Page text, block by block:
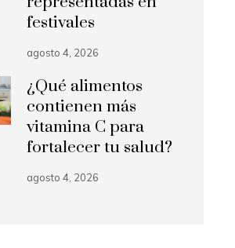
festivales
agosto 4, 2026
¿Qué alimentos
contienen más
vitamina C para
fortalecer tu salud?
agosto 4, 2026